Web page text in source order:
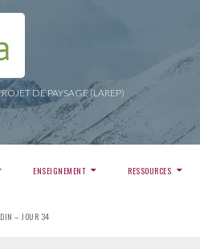
DE PAYSAGE (LAREP)
ENSEIGNEMENT RESSOURCES
– JOUR 34